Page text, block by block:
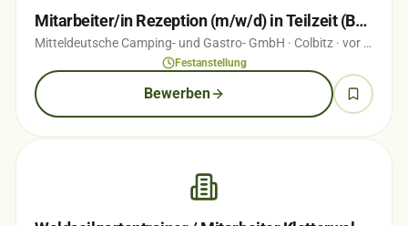
Mitarbeiter/in Rezeption (m/w/d) in Teilzeit (Bürogehilf(e/in))
Mitteldeutsche Camping- und Gastro- GmbH · Colbitz · vor 1 Wochen
Festanstellung
Bewerben